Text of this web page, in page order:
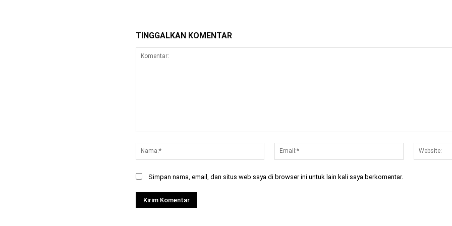
TINGGALKAN KOMENTAR
Nama:*
Email:*
Simpan nama, email, dan situs web saya di browser ini untuk lain kali saya berkomentar.